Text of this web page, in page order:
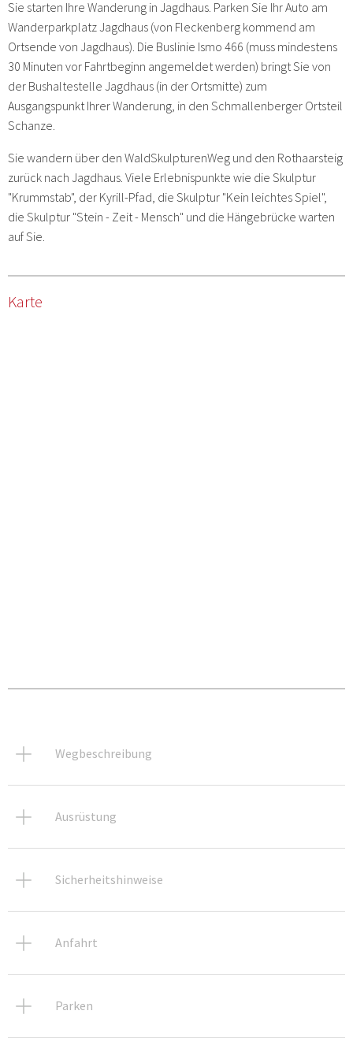
Sie starten Ihre Wanderung in Jagdhaus. Parken Sie Ihr Auto am
Wanderparkplatz Jagdhaus (von Fleckenberg kommend am
Ortsende von Jagdhaus). Die Buslinie Ismo 466 (muss mindestens
30 Minuten vor Fahrtbeginn angemeldet werden) bringt Sie von
der Bushaltestelle Jagdhaus (in der Ortsmitte) zum
Ausgangspunkt Ihrer Wanderung, in den Schmallenberger Ortsteil
Schanze.
Sie wandern über den WaldSkulpturenWeg und den Rothaarsteig
zurück nach Jagdhaus. Viele Erlebnispunkte wie die Skulptur
"Krummstab", der Kyrill-Pfad, die Skulptur "Kein leichtes Spiel",
die Skulptur "Stein - Zeit - Mensch" und die Hängebrücke warten
auf Sie.
Karte
Wegbeschreibung
Ausrüstung
Sicherheitshinweise
Anfahrt
Parken